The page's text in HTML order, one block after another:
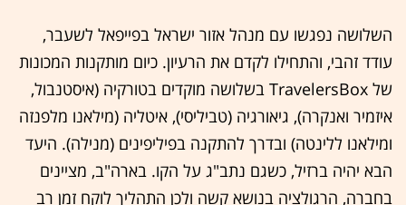
השלושה נפגשו עם מנהל אזור ישראל בפייפאל לשעבר,
עודד זהבי, והתחילו לקדם את הרעיון. כיום מותקנות המכונות
של TravelersBox בשלושה מוקדים בטורקיה (איסטנבול,
איזמיר ואנקרה), גיאורגיה (טביליסי), איטליה (מילאנו מלפנזה
ומילאנו ללינטה) ובדרך להתקנה בפיליפינים (מנילה). היעד
הבא יהיה ברזיל, כשגם נתב"ג על הקו. בארה"ב, מציינים
בחברה, הרגולציה בנושא קשה ולכן התהליך לוקח זמן רב